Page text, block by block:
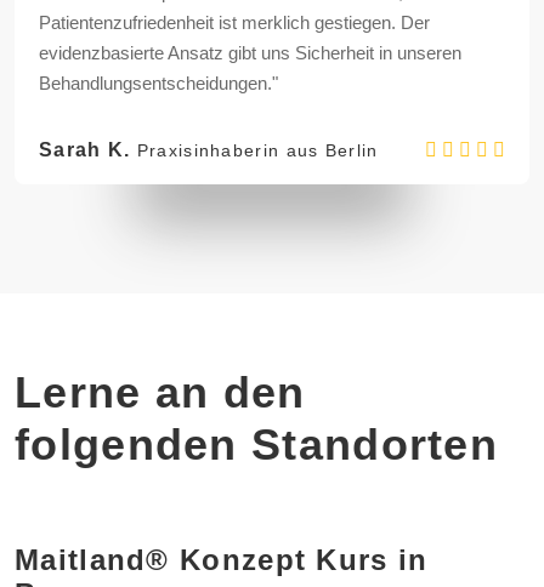
Patientenzufriedenheit ist merklich gestiegen. Der
evidenzbasierte Ansatz gibt uns Sicherheit in unseren
Behandlungsentscheidungen."
Sarah K. Praxisinhaberin aus Berlin
Lerne an den
folgenden Standorten
Maitland® Konzept Kurs in